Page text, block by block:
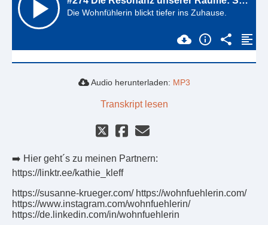
Audio herunterladen: MP3
Transkript lesen
➡️ Hier geht´s zu meinen Partnern:
https://linktr.ee/kathie_kleff
https://susanne-krueger.com/ https://wohnfuehlerin.com/
https://www.instagram.com/wohnfuehlerin/
https://de.linkedin.com/in/wohnfuehlerin